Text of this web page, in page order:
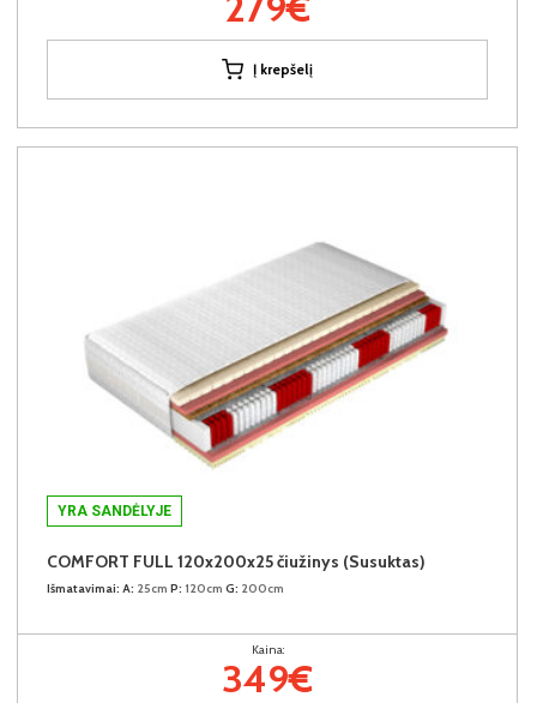
Į krepšelį
YRA SANDĖLYJE
COMFORT FULL 120x200x25 čiužinys (Susuktas)
Išmatavimai: A: 25cm P: 120cm G: 200cm
Kaina:
349€